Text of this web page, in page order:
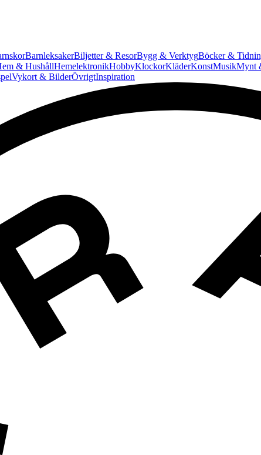
BarnleksakerBiljetter & ResorBygg & VerktygBöcker &
& HushållHemelektronikHobbyKlockorKläderKonstMusikMynt
Vykort & BilderÖvrigtInspiration